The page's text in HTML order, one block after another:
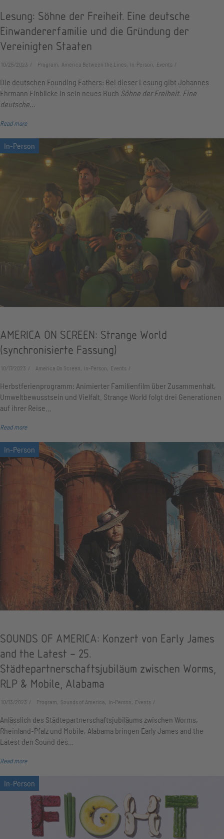
Lesung: Söhne der Freiheit. Eine deutsche
Einwandererfamilie und die Gründung der
Vereinigten Staaten
10/25/2023 Program, America Between the Lines, In-Person, Events
Die deutschen Founding Fathers: Bei dieser Lesung gibt Johannes
Ehrmann Einblicke in sein neues Buch Söhne der Freiheit. Eine
deutsche…
Read more
AMERICA ON SCREEN: Strange World
(synchronisierte Fassung)
10/17/2023 America On Screen, In-Person, Events
Herbstferienprogramm: Animierter Familienfilm über Zusammenhalt,
Umweltbewusstsein und Vielfalt. Strange World folgt drei Generationen
auf ihrer Reise…
Read more
SOUNDS OF AMERICA: Konzert von Early James
and the Latest – 25.
Städtepartnerschaftsjubiläum zwischen Worms,
RLP & Mobile, Alabama
10/13/2023 Program, Sounds of America, In-Person, Events
Anlässlich des Städtepartnerschaftsjubiläums zwischen Worms,
Rheinland-Pfalz und Mobile, Alabama bringen Early James and the
Latest den Sound des…
Read more